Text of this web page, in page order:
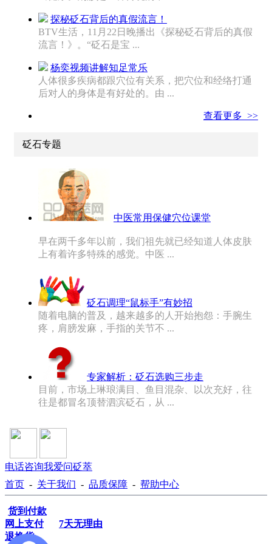
探秘砭石背后的真假流言！
BTV生活，11月22日晚播出《探秘砭石背后的真假
流言！》。“砭石是宝 ...
杨奕视频讲解知足常乐
人体很多疾病都跟穴位有关系，把穴位和经络打通
后对人的身体是有好处的。由 ...
查看更多 >>
砭石专题
中医常用保健穴位课堂
早在两千多年以前，我们祖先就已经知道人体皮肤
上有着许多特殊的感觉。中医 ...
砭石调理“鼠标手”有妙招
随着电脑的普及，越来越多的人开始抱怨：手腕生
疼，肩膀发麻，手指的关节不 ...
专家解析：砭石选购三步走
目前，市场上琳琅满目、鱼目混杂、以次充好，往
往是都冒名顶替泗滨砭石，从 ...
电话咨询我爱问砭萃
首页 - 关于我们 - 品质保障 - 帮助中心
货到付款
网上支付
7天无理由
退换货